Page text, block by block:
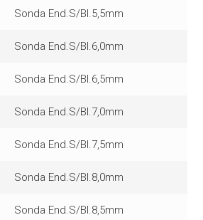
Sonda End.S/Bl.5,5mm
Sonda End.S/Bl.6,0mm
Sonda End.S/Bl.6,5mm
Sonda End.S/Bl.7,0mm
Sonda End.S/Bl.7,5mm
Sonda End.S/Bl.8,0mm
Sonda End.S/Bl.8,5mm